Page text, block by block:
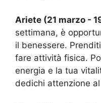
Ariete (21 marzo -
settimana, è
il benessere.
fare attività fisica.
energia e la tua
dedichi attenzione